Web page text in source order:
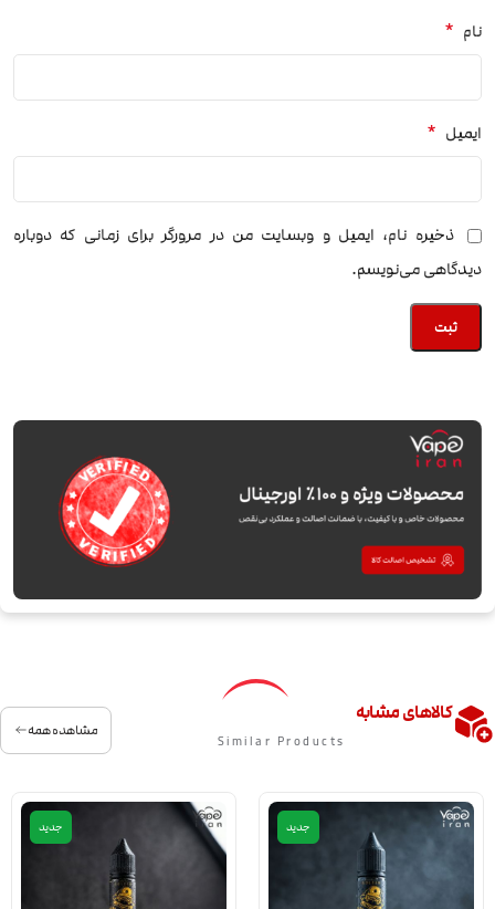
نام *
ایمیل *
ذخیره نام، ایمیل و وبسایت من در مرورگر برای زمانی که دوباره
دیدگاهی می‌نویسم.
کالاهای مشابه
Similar Products
مشاهده همه
جدید جدید